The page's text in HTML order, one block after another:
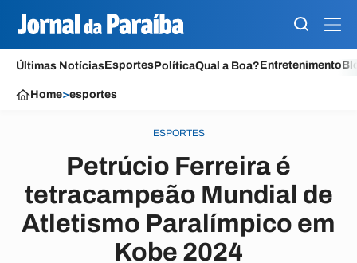
Últimas NotíciasEsportesPolíticaQual a Boa?Entretenimento
Home>esportes
ESPORTES
Petrúcio Ferreira é
tetracampeão Mundial de
Atletismo Paralímpico em
Kobe 2024